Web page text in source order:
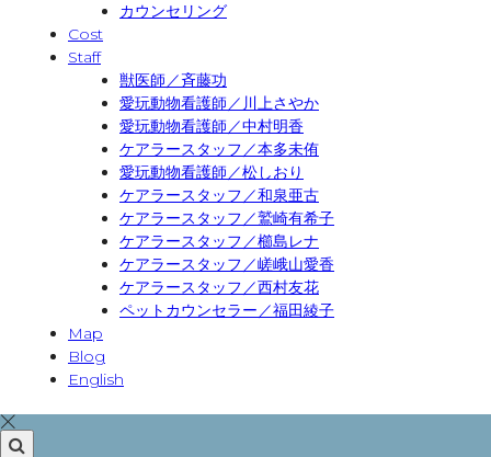
カウンセリング
Cost
Staff
獣医師／斉藤功
愛玩動物看護師／川上さやか
愛玩動物看護師／中村明香
ケアラースタッフ／本多未侑
愛玩動物看護師／松しおり
ケアラースタッフ／和泉亜古
ケアラースタッフ／鷲崎有希子
ケアラースタッフ／櫛島レナ
ケアラースタッフ／嵯峨山愛香
ケアラースタッフ／西村友花
ペットカウンセラー／福田綾子
Map
Blog
English